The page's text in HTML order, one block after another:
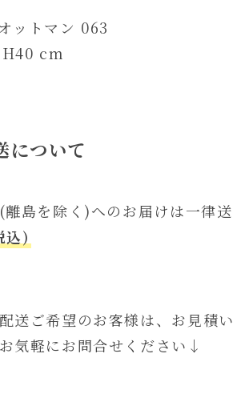
ットマン 063
cm
について
離島を除く)へのお届けは一律送
込)
送ご希望のお客様は、お見積い
気軽にお問合せください↓